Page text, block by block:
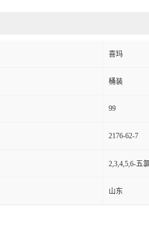
喜玛
桶装
99
2176-62-7
2,3,4,5,6-五
山东